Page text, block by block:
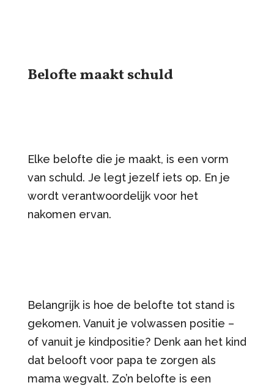
Belofte maakt schuld
Elke belofte die je maakt, is een vorm
van schuld. Je legt jezelf iets op. En je
wordt verantwoordelijk voor het
nakomen ervan.
Belangrijk is hoe de belofte tot stand is
gekomen. Vanuit je volwassen positie –
of vanuit je kindpositie? Denk aan het kind
dat belooft voor papa te zorgen als
mama wegvalt. Zo’n belofte is een